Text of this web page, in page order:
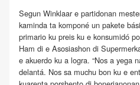
Segun Winklaar e partidonan
kaminda ta komponé un pakete
primario ku preis ku e konsumidó
Ham di e Asosiashon di
e akuerdo ku a logra. “Nos a yega
delantá. Nos sa muchu bon ku e